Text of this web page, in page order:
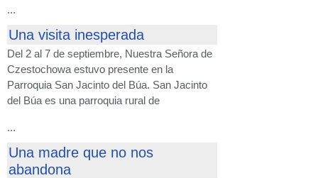
...
Una visita inesperada
Del 2 al 7 de septiembre, Nuestra Señora de
Czestochowa estuvo presente en la
Parroquia San Jacinto del Búa. San Jacinto
del Búa es una parroquia rural de
...
Una madre que no nos
abandona